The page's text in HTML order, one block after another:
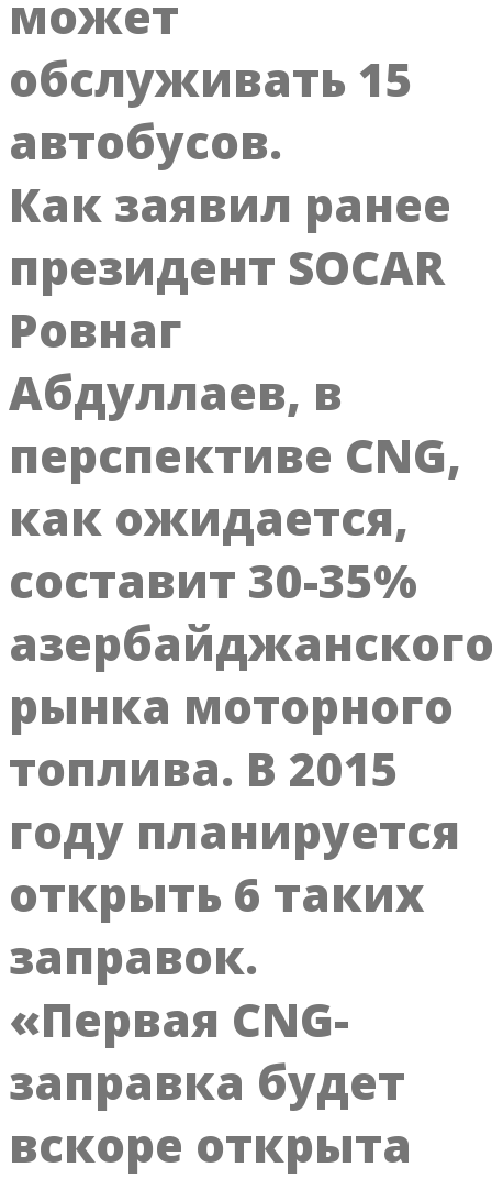
может
обслуживать 15
автобусов.
Как заявил ранее
президент SOCAR
Ровнаг
Абдуллаев, в
перспективе CNG,
как ожидается,
составит 30-35%
рынка моторного
топлива. В 2015
году планируется
открыть 6 таких
заправок.
«Первая CNG-
заправка будет
вскоре открыта